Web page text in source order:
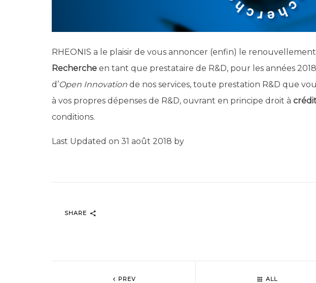
RHEONIS a le plaisir de vous annoncer (enfin) le
Recherche en tant que prestataire de R&D, pour les années
d’Open Innovation de nos services, toute prestation R&D que
à vos propres dépenses de R&D, ouvrant en principe droit à
conditions.
Last Updated on 31 août 2018 by
SHARE
PREV ALL